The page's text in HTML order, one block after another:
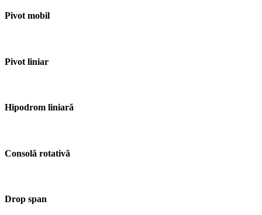
Pivot mobil
Pivot liniar
Hipodrom liniară
Consolă rotativă
Drop span